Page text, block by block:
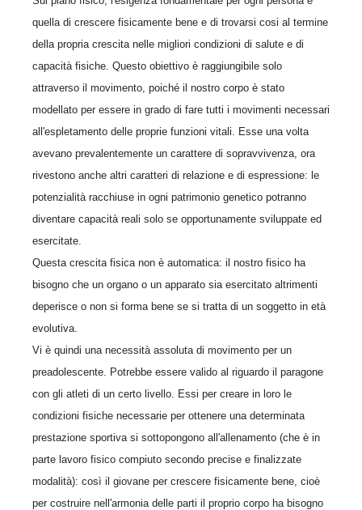
quella di crescere fisicamente bene e di trovarsi cosi al termine
della propria crescita nelle migliori condizioni di salute e di
capacità fisiche. Questo obiettivo è raggiungibile solo
attraverso il movimento, poiché il nostro corpo è stato
modellato per essere in grado di fare tutti i movimenti necessari
all'espletamento delle proprie funzioni vitali. Esse una volta
avevano prevalentemente un carattere di sopravvivenza, ora
rivestono anche altri caratteri di relazione e di espressione: le
potenzialità racchiuse in ogni patrimonio genetico potranno
diventare capacità reali solo se opportunamente sviluppate ed
esercitate.
Questa crescita fisica non è automatica: il nostro fisico ha
bisogno che un organo o un apparato sia esercitato altrimenti
deperisce o non si forma bene se si tratta di un soggetto in età
evolutiva.
Vi è quindi una necessità assoluta di movimento per un
preadolescente. Potrebbe essere valido al riguardo il paragone
con gli atleti di un certo livello. Essi per creare in loro le
condizioni fisiche necessarie per ottenere una determinata
prestazione sportiva si sottopongono all'allenamento (che è in
parte lavoro fisico compiuto secondo precise e finalizzate
modalità): così il giovane per crescere fisicamente bene, cioè
per costruire nell'armonia delle parti il proprio corpo ha bisogno